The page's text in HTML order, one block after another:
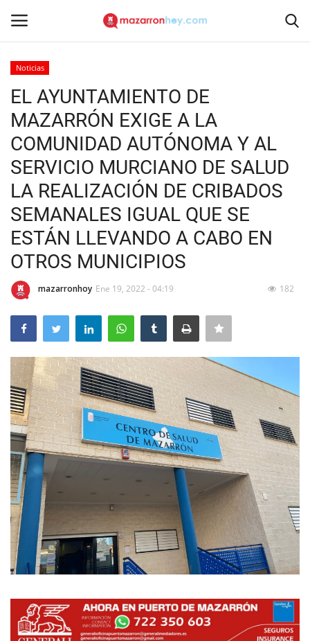
Inicio
Contacto
Noticias
Mazarrón Hoy
Entrevistas
Reportajes
Empresas
Mapa de Mazarrón
Vídeos
Galerías
Contacto
Empresas
Noticias
EL AYUNTAMIENTO DE
MAZARRÓN EXIGE A LA
COMUNIDAD AUTÓNOMA Y AL
SERVICIO MURCIANO DE SALUD
LA REALIZACIÓN DE CRIBADOS
SEMANALES IGUAL QUE SE
ESTÁN LLEVANDO A CABO EN
OTROS MUNICIPIOS
mazarronhoy Ene 19, 2022 - 04:19 182